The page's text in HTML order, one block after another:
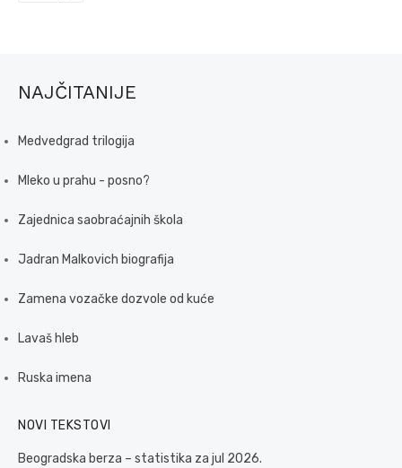
NAJČITANIJE
Medvedgrad trilogija
Mleko u prahu - posno?
Zajednica saobraćajnih škola
Jadran Malkovich biografija
Zamena vozačke dozvole od kuće
Lavaš hleb
Ruska imena
NOVI TEKSTOVI
Beogradska berza – statistika za jul 2026.